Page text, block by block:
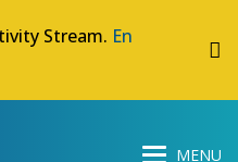
Stream. En